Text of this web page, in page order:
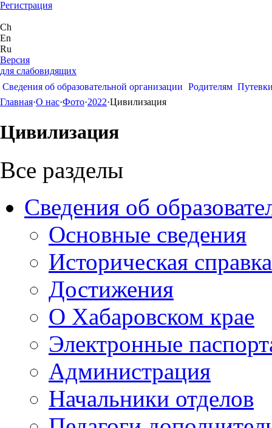
Регистрация
Ch
En
Ru
Версия
для слабовидящих
Сведения об образовательной организации Родителям
Главная·О нас·Фото·2022·Цивилизация
Цивилизация
Все разделы
Сведения об
Основные сведения
Историческая справка
Достижения
О Хабаровском крае
Электронные
Администрация
Начальники отделов